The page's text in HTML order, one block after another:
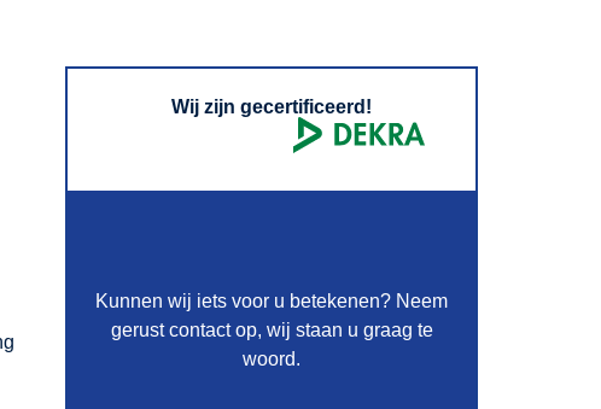
Wij zijn gecertificeerd!
Kunnen wij iets voor u betekenen? Neem
gerust contact op, wij staan u graag te
woord.